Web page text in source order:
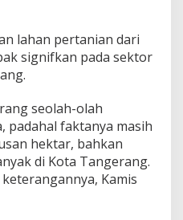
lahan pertanian dari
signifkan pada sektor
seolah-olah
padahal faktanya masih
hektar, bahkan
di Kota Tangerang.
Kamis